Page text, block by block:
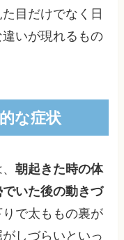
目だけでなく日
いが現れるもの
な症状
、朝起きた時の体
いた後の動きづ
で太ももの裏が
しづらいといっ